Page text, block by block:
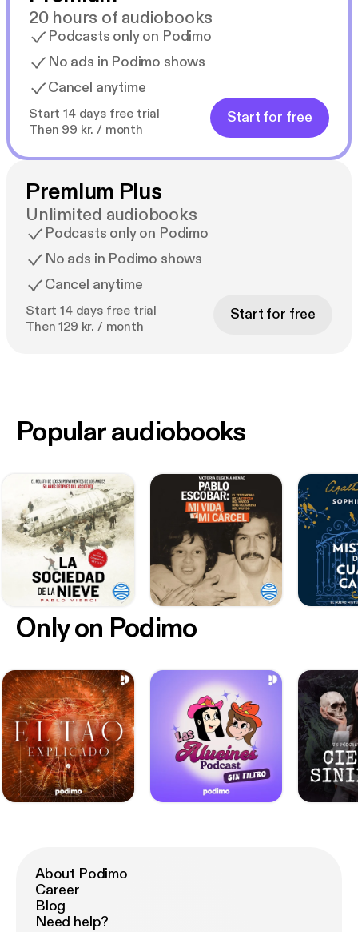
20 hours of audiobooks
Podcasts only on Podimo
No ads in Podimo shows
Cancel anytime
Start 14 days free trial
Then 99 kr. / month
Start for free
Premium Plus
Unlimited audiobooks
Podcasts only on Podimo
No ads in Podimo shows
Cancel anytime
Start 14 days free trial
Then 129 kr. / month
Start for free
Only on Podimo
Popular audiobooks
About Podimo
Career
Blog
Need help?